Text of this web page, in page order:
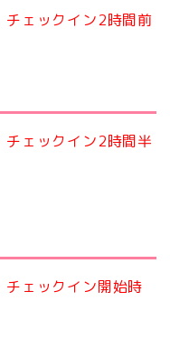
チェックイン2時間前
チェックイン2時間半
チェックイン開始時